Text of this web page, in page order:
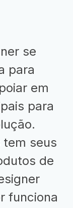
se
para
em
para
tem seus
de
funciona